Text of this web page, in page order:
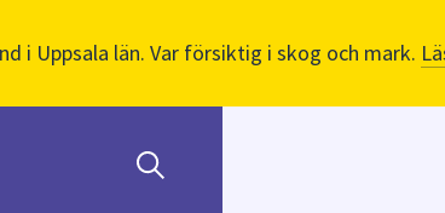
i Uppsala län. Var försiktig i skog och mark.